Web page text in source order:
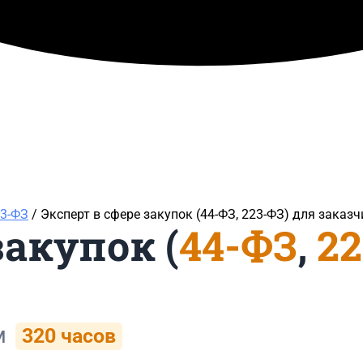
ФЗ / Эксперт в сфере закупок (44-ФЗ, 223-ФЗ) для
(44-ФЗ,
320 часов